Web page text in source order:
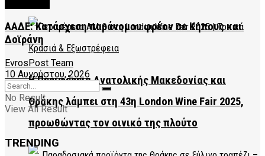
Η Περιφέρεια Ανατολικής Μακεδονίας και
Θράκης λάμπει στη 43η London Wine Fair 2025,
προωθώντας τον οινικό της πλούτο
ΑΑΔΕ: Κατάσχεση παράνομου φρέον σε Κήπους και
Δοϊράνη
EvrosPost Team
10 Αυγούστου, 2026
No Result
View All Result
TRENDING